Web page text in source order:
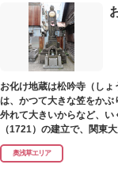
お化け地蔵は松吟寺（し
は、かつて大きな笠をか
外れて大きいからなど、
（1721）の建立で、関東
ています。常夜灯は、寛政
奥浅草エリア